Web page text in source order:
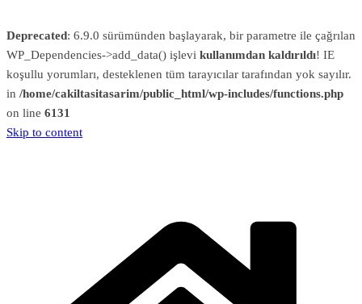
Deprecated: 6.9.0 sürümünden başlayarak, bir parametre ile çağrılan
WP_Dependencies->add_data() işlevi kullanımdan kaldırıldı! IE
koşullu yorumları, desteklenen tüm tarayıcılar tarafından yok sayılır.
in /home/cakiltasitasarim/public_html/wp-includes/functions.php
on line 6131
Skip to content